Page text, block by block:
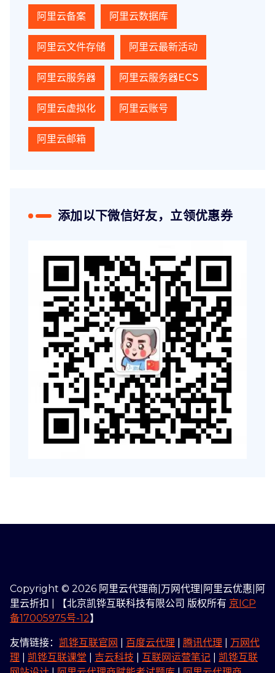
阿里云备案 阿里云数据库
阿里云文件存储 阿里云最新活动
阿里云服务器 阿里云服务器ECS
阿里云虚拟化 阿里云账号
阿里云邮箱
添加以下微信好友，立领优惠券
Copyright © 2026 阿里云代理商|万网代理|阿里云优惠|阿
里云折扣 | 【北京凯铧互联科技有限公司 版权所有 京ICP
备17005975号-12】
友情链接： 凯铧互联官网 百度云代理 腾讯代理
万网代
理
凯铧互联课堂 吉云科技 互联网运营笔记
凯铧互联